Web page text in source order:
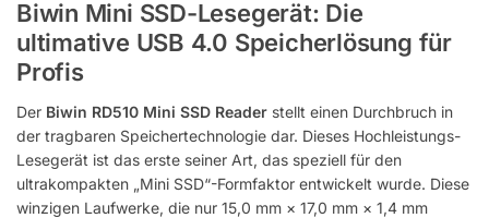
Biwin Mini SSD-Lesegerät: Die
ultimative USB 4.0 Speicherlösung für
Profis
Der Biwin RD510 Mini SSD Reader stellt einen Durchbruch in
der tragbaren Speichertechnologie dar. Dieses Hochleistungs-
Lesegerät ist das erste seiner Art, das speziell für den
ultrakompakten „Mini SSD“-Formfaktor entwickelt wurde. Diese
winzigen Laufwerke, die nur 15,0 mm × 17,0 mm × 1,4 mm